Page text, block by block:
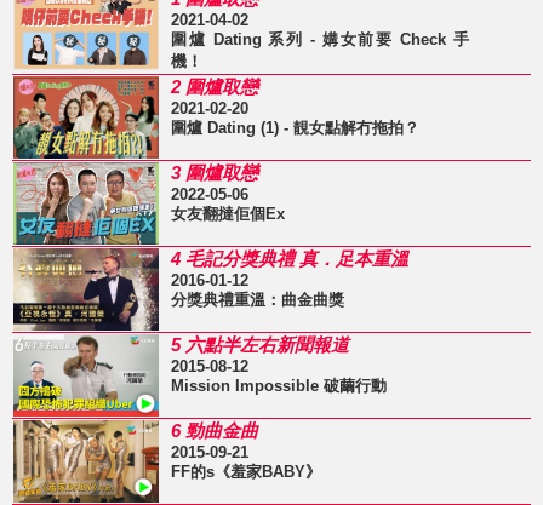
2021-04-02
圍爐 Dating 系列 - 媾女前要 Check 手
機！
2 圍爐取戀
2021-02-20
圍爐 Dating (1) - 靚女點解冇拖拍？
3 圍爐取戀
2022-05-06
女友翻撻佢個Ex
4 毛記分獎典禮 真．足本重溫
2016-01-12
分獎典禮重溫：曲金曲獎
5 六點半左右新聞報道
2015-08-12
Mission Impossible 破繭行動
6 勁曲金曲
2015-09-21
FF的s《羞家BABY》